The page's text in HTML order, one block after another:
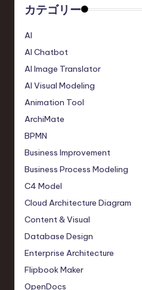
カテゴリー
AI
AI Chatbot
AI Image Translator
AI Visual Modeling
Animation Tool
ArchiMate
BPMN
Business Improvement
Business Process Modeling
C4 Model
Cloud Architecture Diagram
Content & Visual
Database Design
Enterprise Architecture
Flipbook Maker
OpenDocs